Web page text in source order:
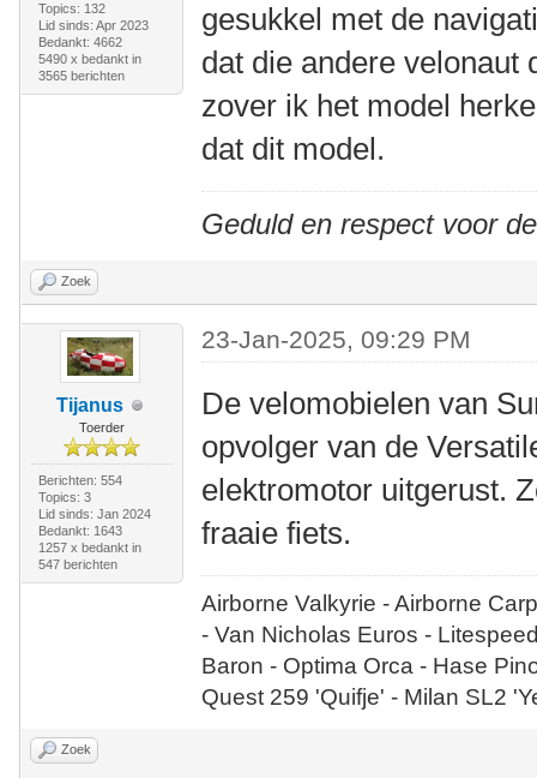
Topics: 132
Lid sinds: Apr 2023
Bedankt: 4662
5490 x bedankt in
3565 berichten
gesukkel met de
dat die andere velonaut
zover ik het model
dat dit model.
Geduld en respect voor
Zoek
Tijanus
Toerder
Berichten: 554
Topics: 3
Lid sinds: Jan 2024
Bedankt: 1643
1257 x bedankt in
547 berichten
23-Jan-2025, 09:29 PM
De velomobielen van
opvolger van de
elektromotor uitgerust.
fraaie fiets.
Airborne Valkyrie - Airborne
- Van Nicholas Euros -
Baron - Optima Orca - Hase
Quest 259 'Quifje' - Milan SL2
Zoek